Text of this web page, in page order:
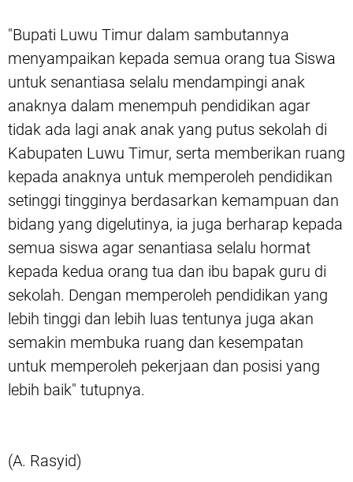
"Bupati Luwu Timur dalam sambutannya
menyampaikan kepada semua orang tua Siswa
untuk senantiasa selalu mendampingi anak
anaknya dalam menempuh pendidikan agar
tidak ada lagi anak anak yang putus sekolah di
Kabupaten Luwu Timur, serta memberikan ruang
kepada anaknya untuk memperoleh pendidikan
setinggi tingginya berdasarkan kemampuan dan
bidang yang digelutinya, ia juga berharap kepada
semua siswa agar senantiasa selalu hormat
kepada kedua orang tua dan ibu bapak guru di
sekolah. Dengan memperoleh pendidikan yang
lebih tinggi dan lebih luas tentunya juga akan
semakin membuka ruang dan kesempatan
untuk memperoleh pekerjaan dan posisi yang
lebih baik" tutupnya.
(A. Rasyid)